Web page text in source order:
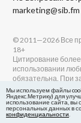
marketing@sib.fm
© 2011—2026 Все
18+
Цитирование
использовании
обязательна. При
необходимо также
Мнение редакции
таком жанре, как
Мы используем файлы
Яндекс.Метрику) для
использование сайта, вы
персональных данных в
конфиденциальности